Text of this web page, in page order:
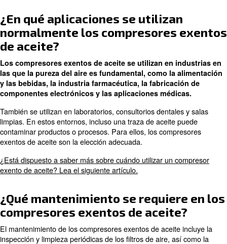
¿Cuáles son las ventajas de
compresores exentos de
Los compresores exentos de aceite ofrecen diversas
la producción de aire limpio para aplicaciones donde la
es esencial. Requieren menos mantenimiento, ya que
Además, los compresores exentos de aceite son
medio ambiente, ya que eliminan la eliminación del
con aceite, lo que facilita su transporte e instalación.
¿En qué aplicaciones se
normalmente los compresores
de aceite?